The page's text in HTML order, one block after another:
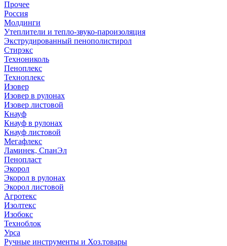
Прочее
Россия
Молдинги
Утеплители и тепло-звуко-пароизоляция
Экструдированный пенополистирол
Стирэкс
Технониколь
Пеноплекс
Техноплекс
Изовер
Изовер в рулонах
Изовер листовой
Кнауф
Кнауф в рулонах
Кнауф листовой
Мегафлекс
Ламинек, СпанЭл
Пенопласт
Экорол
Экорол в рулонах
Экорол листовой
Агротекс
Изолтекс
Изобокс
Техноблок
Урса
Ручные инструменты и Хоз.товары